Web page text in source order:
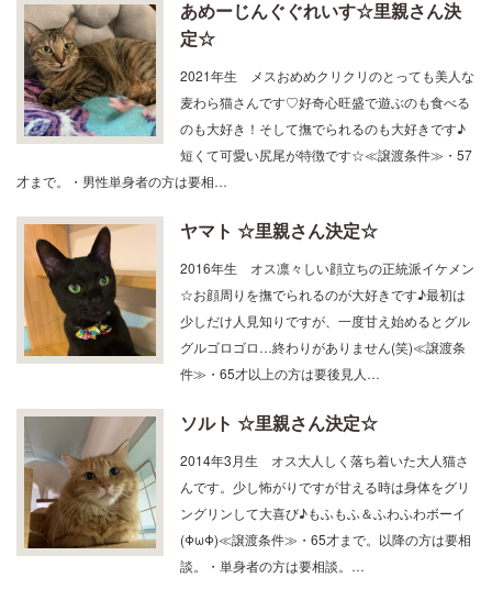
あめーじんぐぐれいす☆里親さん決
定☆
2021年生 メスおめめクリクリのとっても美人な
麦わら猫さんです♡好奇心旺盛で遊ぶのも食べる
のも大好き！そして撫でられるのも大好きです♪
短くて可愛い尻尾が特徴です☆≪譲渡条件≫・57
才まで。・男性単身者の方は要相…
ヤマト ☆里親さん決定☆
2016年生 オス凛々しい顔立ちの正統派イケメン
☆お顔周りを撫でられるのが大好きです♪最初は
少しだけ人見知りですが、一度甘え始めるとグル
グルゴロゴロ…終わりがありません(笑)≪譲渡条
件≫・65才以上の方は要後見人…
ソルト ☆里親さん決定☆
2014年3月生 オス大人しく落ち着いた大人猫さ
んです。少し怖がりですが甘える時は身体をグリ
ングリンして大喜び♪もふもふ＆ふわふわボーイ
(ΦωΦ)≪譲渡条件≫・65才まで。以降の方は要相
談。・単身者の方は要相談。…